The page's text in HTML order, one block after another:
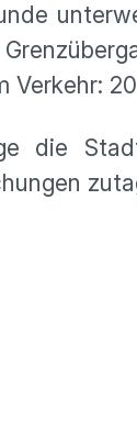
Verkehr:
die